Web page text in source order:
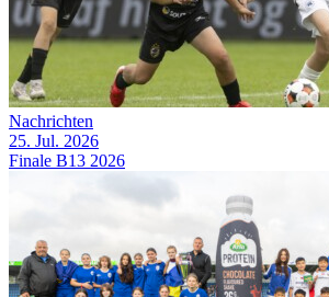
Nachrichten
25. Jul. 2026
Finale B13 2026